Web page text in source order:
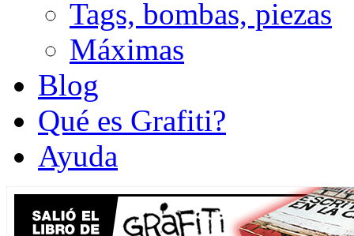
Tags, bombas, piezas
Máximas
Blog
Qué es Grafiti?
Ayuda